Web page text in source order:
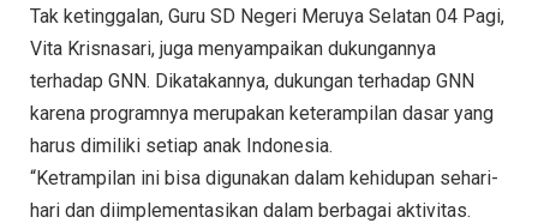
Tak ketinggalan, Guru SD Negeri Meruya Selatan 04 Pagi,
Vita Krisnasari, juga menyampaikan dukungannya
terhadap GNN. Dikatakannya, dukungan terhadap GNN
karena programnya merupakan keterampilan dasar yang
harus dimiliki setiap anak Indonesia.
“Ketrampilan ini bisa digunakan dalam kehidupan sehari-
hari dan diimplementasikan dalam berbagai aktivitas.